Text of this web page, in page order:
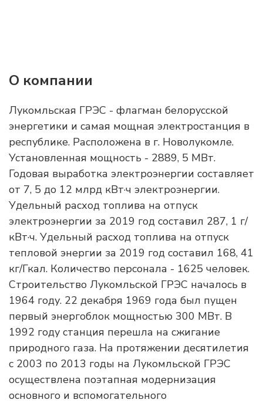
О компании
Лукомльская ГРЭС - флагман белорусской
энергетики и самая мощная электростанция в
республике. Расположена в г. Новолукомле.
Установленная мощность - 2889, 5 МВт.
Годовая выработка электроэнергии составляет
от 7, 5 до 12 млрд кВт·ч электроэнергии.
Удельный расход топлива на отпуск
электроэнергии за 2019 год составил 287, 1 г/
кВт·ч. Удельный расход топлива на отпуск
тепловой энергии за 2019 год составил 168, 41
кг/Гкал. Количество персонала - 1625 человек.
Строительство Лукомльской ГРЭС началось в
1964 году. 22 декабря 1969 года был пущен
первый энергоблок мощностью 300 МВт. В
1992 году станция перешла на сжигание
природного газа. На протяжении десятилетия
с 2003 по 2013 годы на Лукомльской ГРЭС
осуществлена поэтапная модернизация
основного и вспомогательного